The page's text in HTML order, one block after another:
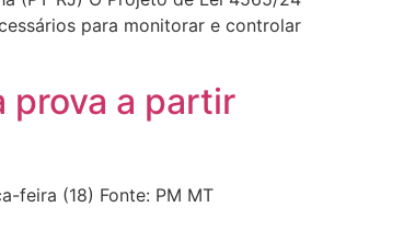
para monitorar e controlar
prova a partir
feira (18) Fonte: PM MT